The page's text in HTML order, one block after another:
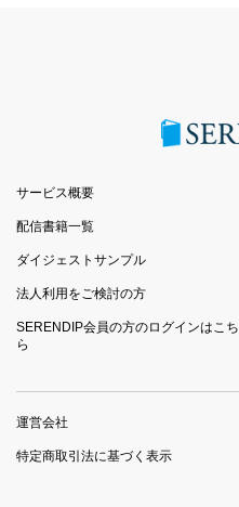
サービス概要
配信書籍一覧
ダイジェストサンプル
法人利用をご検討の方
SERENDIP会員の方のログインはこち
ら
運営会社
特定商取引法に基づく表示